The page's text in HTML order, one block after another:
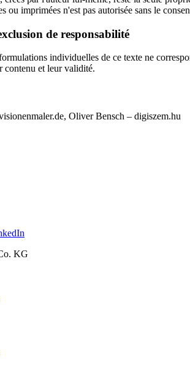
ou imprimées n'est pas autorisée sans le
de responsabilité
individuelles de ce texte ne
contenu et leur validité.
Oliver Bensch – digiszem.hu
KG